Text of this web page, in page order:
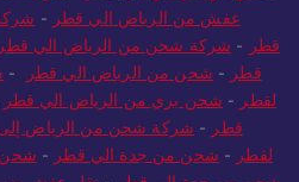
عفش من الرياض الي قطر -
قطر - شركة شحن من الرياض الي قطر
قطر - شحن من الرياض الي قطر -
لقطر - شحن بري من الرياض الي قطر
قطر - شركة شحن من الرياض
لقطر - شحن من جدة الي قطر - شحن